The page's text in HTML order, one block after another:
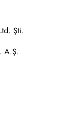
Şti.
A.Ş.